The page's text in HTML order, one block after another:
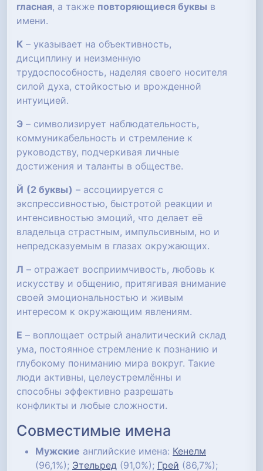
гласная, а также повторяющиеся буквы в
имени.
К – указывает на объективность,
дисциплину и неизменную
трудоспособность, наделяя своего носителя
силой духа, стойкостью и врожденной
интуицией.
Э – символизирует наблюдательность,
коммуникабельность и стремление к
руководству, подчеркивая личные
достижения и таланты в обществе.
Й (2 буквы) – ассоциируется с
экспрессивностью, быстротой реакции и
интенсивностью эмоций, что делает её
владельца страстным, импульсивным, но и
непредсказуемым в глазах окружающих.
Л – отражает восприимчивость, любовь к
искусству и общению, притягивая внимание
своей эмоциональностью и живым
интересом к окружающим явлениям.
Е – воплощает острый аналитический склад
ума, постоянное стремление к познанию и
глубокому пониманию мира вокруг. Такие
люди активны, целеустремлённы и
способны эффективно разрешать
конфликты и любые сложности.
Совместимые имена
Мужские английские имена: Кенелм
(96,1%); Этельред (91,0%); Грей (86,7%);